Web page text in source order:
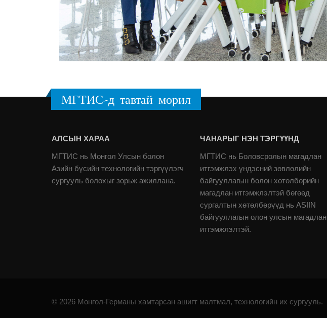
МГТИС-д тавтай морил
АЛСЫН ХАРАА
МГТИС нь Монгол Улсын болон
Азийн бүсийн технологийн тэргүүлэгч
сургууль болохыг зорьж ажиллана.
ЧАНАРЫГ НЭН ТЭРГҮҮНД
МГТИС нь Боловсролын магадлан
итгэмжлэх үндэсний зөвлөлийн
байгууллагын болон хөтөлбөрийн
магадлан итгэмжлэлтэй бөгөөд
сургалтын хөтөлбөрүүд нь ASIIN
байгууллагын олон улсын магадлан
итгэмжлэлтэй.
© 2026 Монгол-Германы хамтарсан ашигт малтмал, технологийн их сургууль.